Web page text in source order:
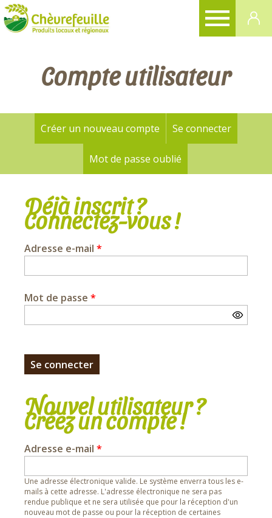
Compte utilisateur
Onglets
principaux
Créer un nouveau compte Se connecter(onglet
Mot de passe oublié
Déjà inscrit ?
Connectez-vous !
Adresse e-mail *
Mot de passe *
Nouvel utilisateur ?
Créez un compte !
Adresse e-mail *
Une adresse électronique valide. Le système enverra tous les e-
mails à cette adresse. L'adresse électronique ne sera pas
rendue publique et ne sera utilisée que pour la réception d'un
nouveau mot de passe ou pour la réception de certaines